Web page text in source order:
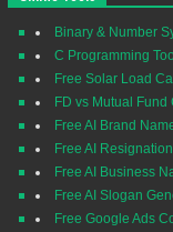
Binary & Number
C Programming
Free Solar Load
FD vs Mutual Fund
Free AI Brand
Free AI
Free AI Business
Free AI Slogan
Free Google Ads